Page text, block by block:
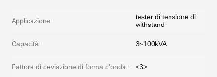
Applicazione::
tester di tensione di
withstand
Capacità:: 3~100kVA
Fattore di deviazione di forma d'onda:: <3>